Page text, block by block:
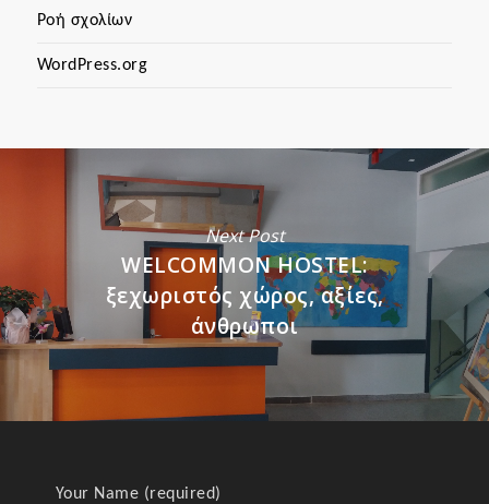
Ροή σχολίων
WordPress.org
Next Post
WELCOMMON HOSTEL:
ξεχωριστός χώρος, αξίες,
άνθρωποι
Your Name (required)